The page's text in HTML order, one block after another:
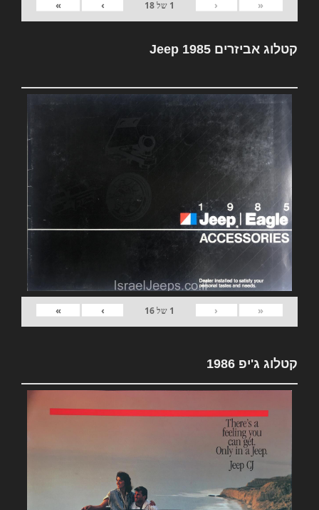
«
‹
1 של18
›
»
קטלוג אביזרים Jeep 1985
«
‹
1 של16
›
»
קטלוג ג'יפ 1986